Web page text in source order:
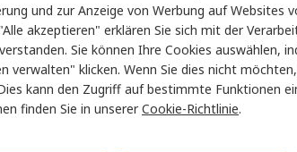
Wert
Stauff
Füllstandsanzeige
und zur Anzeige von Werbung auf Websites
akzeptieren" erklären Sie sich mit der
Sie können Ihre Cookies auswählen,
verwalten" klicken. Wenn Sie dies nicht
kann den Zugriff auf bestimmte Funktionen
finden Sie in unsererCookie-Richtlinie.